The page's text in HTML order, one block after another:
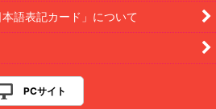
語表記カード」について
PCサイト